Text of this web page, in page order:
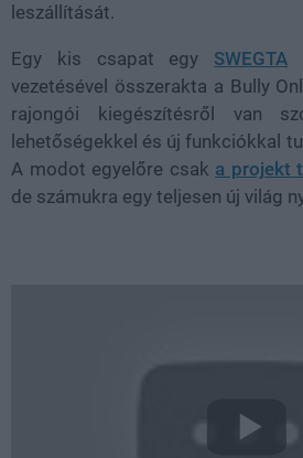
leszállítását.
Egy kis csapat egy SWEGTA
vezetésével összerakta a Bully
rajongói kiegészítésről van
lehetőségekkel és új funkciókkal
A modot egyelőre csak a projekt
de számukra egy teljesen új világ